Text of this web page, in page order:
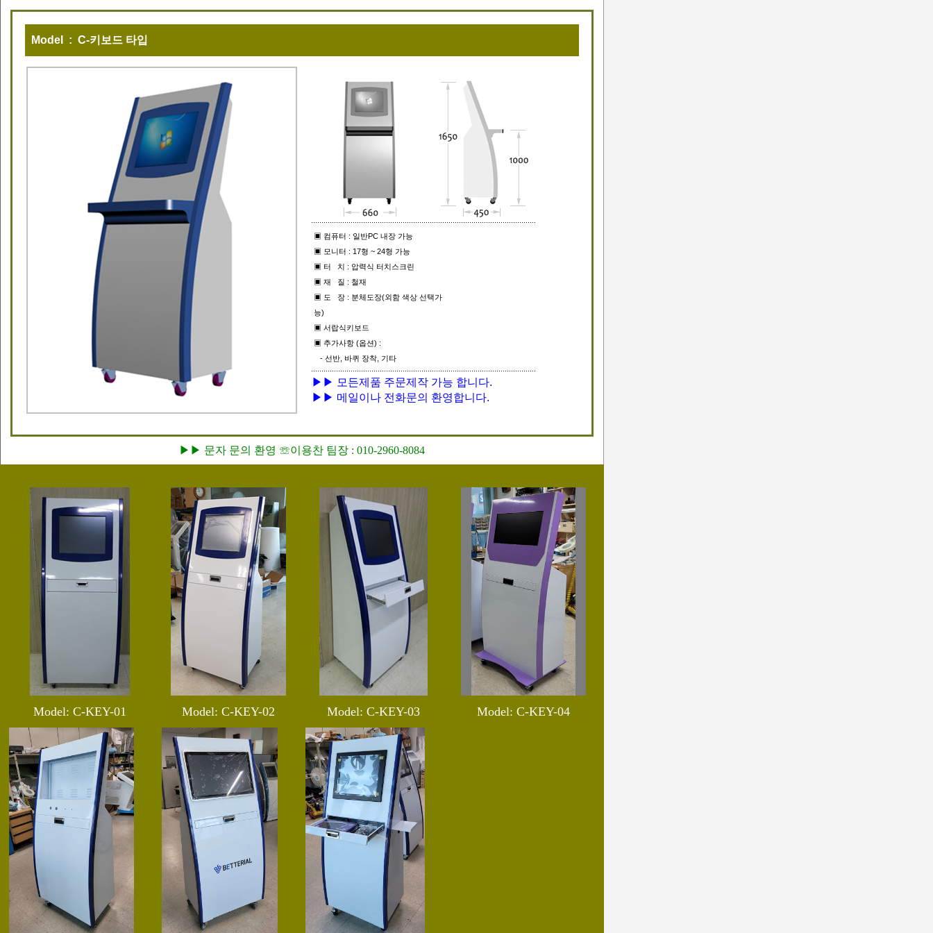
Model : C-키보드 타입
▣ 컴퓨터 : 일반PC 내장 가능
▣ 모니터 : 17형 ~ 24형 가능
▣ 터 치 : 압력식 터치스크린
▣ 재 질 : 철재
▣ 도 장 : 분체도장(외함 색상 선택가
능)
▣ 서랍식키보드
▣ 추가사항 (옵션) :
- 선반, 바퀴 장착, 기타
▶▶ 모든제품 주문제작 가능 합니다.
▶▶ 메일이나 전화문의 환영합니다.
▶▶ 문자 문의 환영 ☏이용찬 팀장 : 010-2960-8084
Model: C-KEY-01 Model: C-KEY-02 Model: C-KEY-03 Model: C-KEY-04